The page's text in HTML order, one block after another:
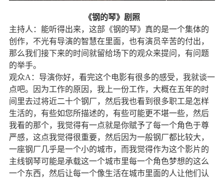
《钢的琴》剧照
主持人：能听得出来，这部《钢的琴》真的是一个集体的
创作，不光有导演的智慧在里面，也有演员辛苦的付出，
那么我们接下来的时间就留给场下的观众来提问，有问题
的举手。
观众A ：导演你好，看完这个电影有很多的感受，我就谈一
点吧。因为工作的原因，我上一份工作，大概在五年的时
间里去过将近二十个钢厂，然后我也看到很多职工是怎样
生活的，有些如您所描述的，有些可能更不堪一些，然后
我看的那个，我觉得有一点就是你赋予了每一个角色于尊
严感，这点我觉得很重要，然后因为一般钢厂都比较大，
一座钢厂几乎是一个小的城市，而我觉得作为这个影片的
主线钢琴可能是承载这一个城市里每一个角色梦想的这么
一个东西，然后让每一个像生活在城市里面的人让他们认